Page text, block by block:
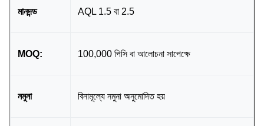
মানদন্ড AQL 1.5 বা 2.5
MOQ: 100,000 পিসি বা আলোচনা সাপেক্ষে
নমুনা বিনামূল্যে নমুনা অনুমোদিত হয়